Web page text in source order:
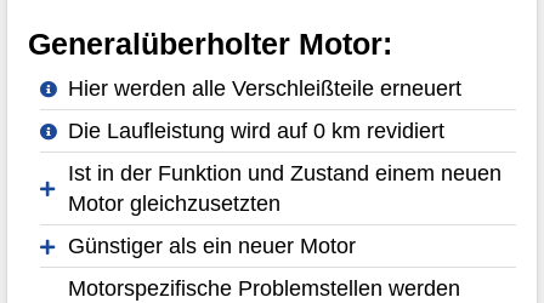
Generalüberholter Motor:
Hier werden alle Verschleißteile erneuert
Die Laufleistung wird auf 0 km revidiert
Ist in der Funktion und Zustand einem neuen
Motor gleichzusetzten
Günstiger als ein neuer Motor
Motorspezifische Problemstellen werden